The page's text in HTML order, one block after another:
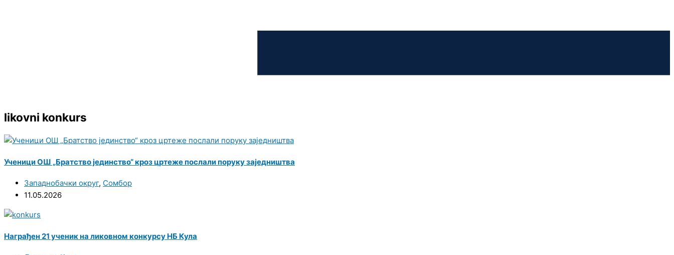
likovni konkurs
Ученици ОШ „Братство јединство“ кроз цртеже послали поруку заједништва
Западнобачки округ, Сомбор
11.05.2026
Награђен 21 ученик на ликовном конкурсу НБ Кула